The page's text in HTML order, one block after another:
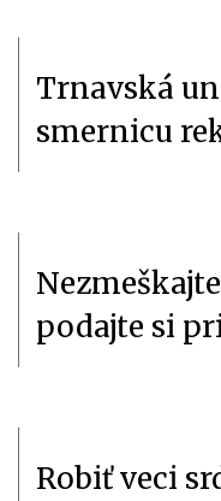
Trnavská
smernicu
podajte si
Robiť veci